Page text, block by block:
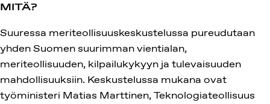
MITÄ?
Suuressa meriteollisuuskeskustelussa pureudutaan
yhden Suomen suurimman vientialan,
meriteollisuuden, kilpailukykyyn ja tulevaisuuden
mahdollisuuksiin. Keskustelussa mukana ovat
työministeri Matias Marttinen, Teknologiateollisuus